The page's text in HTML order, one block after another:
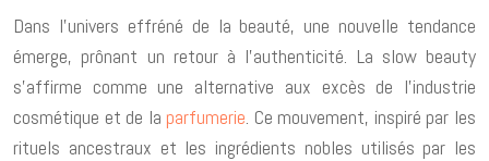
Dans l’univers effréné de la beauté, une nouvelle tendance
émerge, prônant un retour à l’authenticité. La slow beauty
s’affirme comme une alternative aux excès de l’industrie
cosmétique et de la parfumerie . Ce mouvement, inspiré par les
rituels ancestraux et les ingrédients nobles utilisés par les